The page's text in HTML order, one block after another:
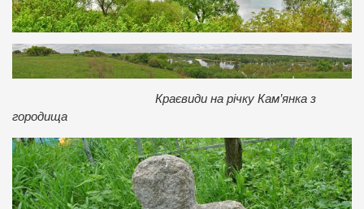
Краєвиди на річку Кам’янка з
городища